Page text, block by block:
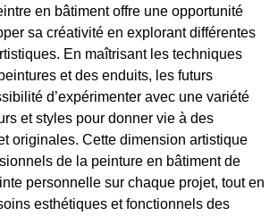
en bâtiment offre une opportunité
sa créativité en explorant différentes
En maîtrisant les techniques
et des enduits, les futurs
d’expérimenter avec une variété
et styles pour donner vie à des
originales. Cette dimension artistique
de la peinture en bâtiment de
personnelle sur chaque projet, tout en
esthétiques et fonctionnels des